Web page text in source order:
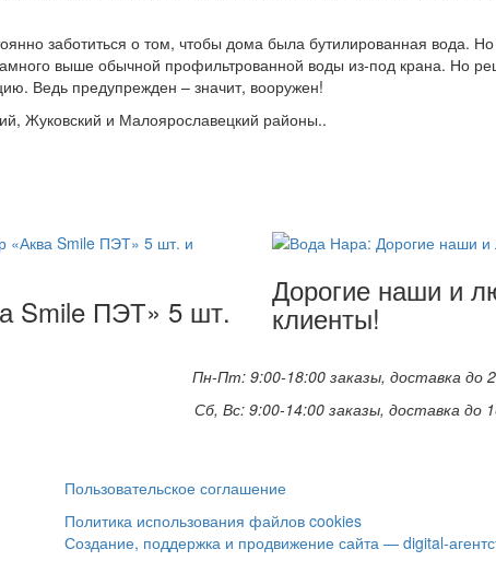
заботиться о том, чтобы дома была бутилированная вода.
выше обычной профильтрованной воды из-под крана. Но
Ведь предупрежден – значит, вооружен!
Жуковский и Малоярославецкий районы..
Smile ПЭТ» 5 шт.
Дорогие наши и
клиенты!
Пн-Пт: 9:00-18:00 заказы, доставка до
Сб, Вс: 9:00-14:00 заказы, доставка до
Пользовательское соглашение
Политика использования файлов cookies
Создание, поддержка и продвижение сайта — digital-